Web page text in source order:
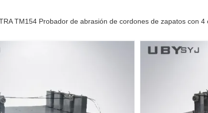
TM154 Probador de abrasión de cordones de zapatos con